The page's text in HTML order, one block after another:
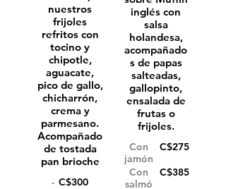
nuestros
frijoles
refritos con
tocino y
chipotle,
aguacate,
pico de gallo,
chicharrón,
crema y
parmesano.
Acompañado
de tostada
pan brioche
- C$300
inglés con
salsa
holandesa,
acompañado
s de papas
salteadas,
gallopinto,
ensalada de
frutas o
frijoles.
Con
jamón
C$275
Con
salmó
C$385